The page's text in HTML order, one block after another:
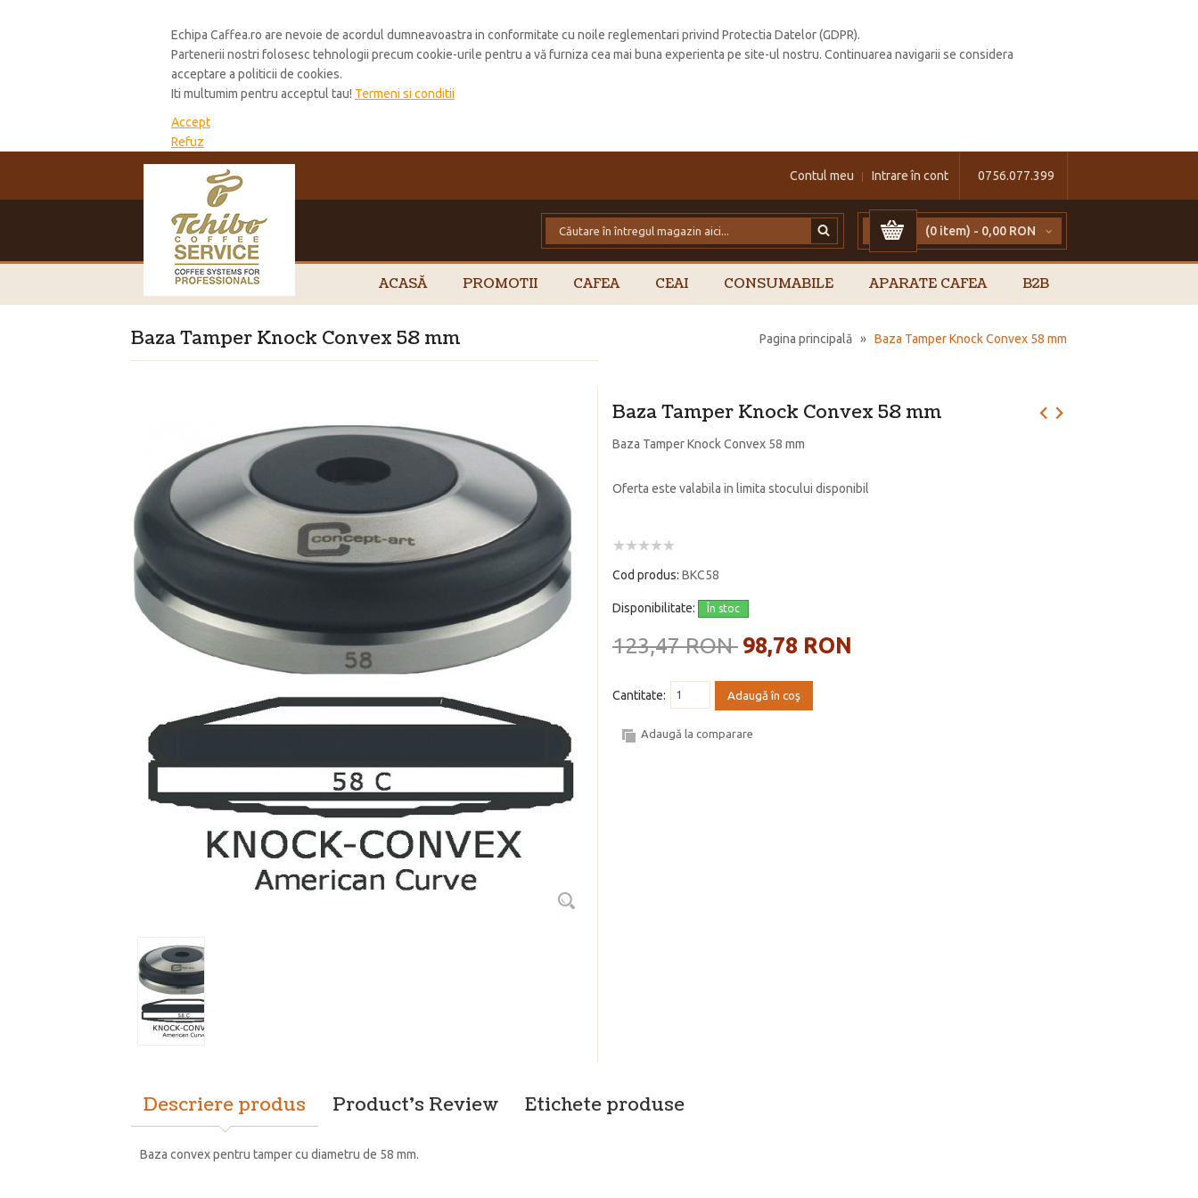
Echipa Caffea.ro are nevoie de acordul dumneavoastra in conformitate cu noile reglementari privind Protectia Datelor (GDPR).
Partenerii nostri folosesc tehnologii precum cookie-urile pentru a vă furniza cea mai buna experienta pe site-ul nostru. Continuarea navigarii se considera
acceptare a politicii de cookies.
Iti multumim pentru acceptul tau! Termeni si conditii
Accept
Refuz
0756.077.399
Contul meu Intrare în cont
(0 item) - 0,00 RON
ACASĂ PROMOTII CAFEA CEAI CONSUMABILE APARATE CAFEA B2B
Pagina principală » Baza Tamper Knock Convex 58 mm
Baza Tamper Knock Convex 58 mm
Baza Tamper Knock Convex 58 mm
Baza Tamper Knock Convex 58 mm
Oferta este valabila in limita stocului disponibil
Cod produs: BKC58
Disponibilitate: În stoc
123,47 RON 98,78 RON
Cantitate: Adaugă în coş
Adaugă la comparare
Descriere produs Product's Review Etichete produse
Baza convex pentru tamper cu diametru de 58 mm.